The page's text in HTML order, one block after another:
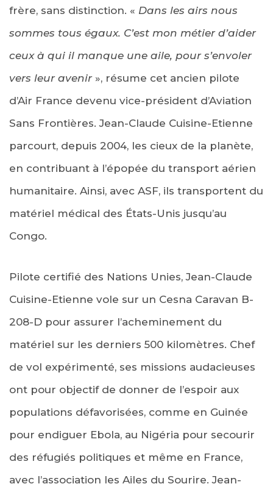
frère, sans distinction. « Dans les airs nous
sommes tous égaux. C’est mon métier d’aider
ceux à qui il manque une aile, pour s’envoler
vers leur avenir», résume cet ancien pilote
d’Air France devenu vice-président d’Aviation
Sans Frontières. Jean-Claude Cuisine-Etienne
parcourt, depuis 2004, les cieux de la planète,
en contribuant à l’épopée du transport aérien
humanitaire. Ainsi, avec ASF, ils transportent du
matériel médical des États-Unis jusqu’au
Congo.
Pilote certifié des Nations Unies, Jean-Claude
Cuisine-Etienne vole sur un Cesna Caravan B-
208-D pour assurer l’acheminement du
matériel sur les derniers 500 kilomètres. Chef
de vol expérimenté, ses missions audacieuses
ont pour objectif de donner de l’espoir aux
populations défavorisées, comme en Guinée
pour endiguer Ebola, au Nigéria pour secourir
des réfugiés politiques et même en France,
avec l’association les Ailes du Sourire. Jean-